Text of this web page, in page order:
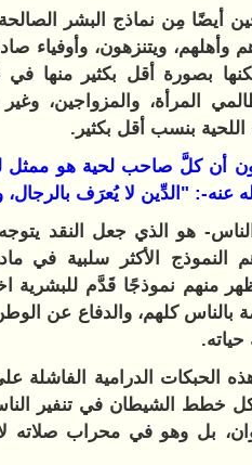
أيضًا مِن نماذج البشر
وأهلهم، ويتنزهون، وأوفياء
بصورة أقل بكثير منها
المرأة، والمزواجين،
بنسب أقل بكثير.
أن كلَّ صاحب لحية هو ممثل
عنه-: "الدِّين لا يُعرَف
هو الذي جعل النقد يتوجه
النموذج الأكثر سلبية في
منهم نموذجًا قَدَّم للبشرية
بالناس كلهم، والدفاع عن
الحبكات الدرامية الفاشلة
كل خطط الشيطان في تنفير
بل وهو في محراب صلاته لا